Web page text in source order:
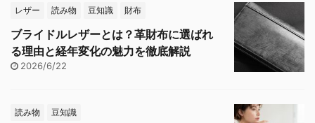
レザー 読み物 豆知識 財布
ブライドルレザーとは？革財布に選ばれ
る理由と経年変化の魅力を徹底解説
2026/6/22
読み物 豆知識